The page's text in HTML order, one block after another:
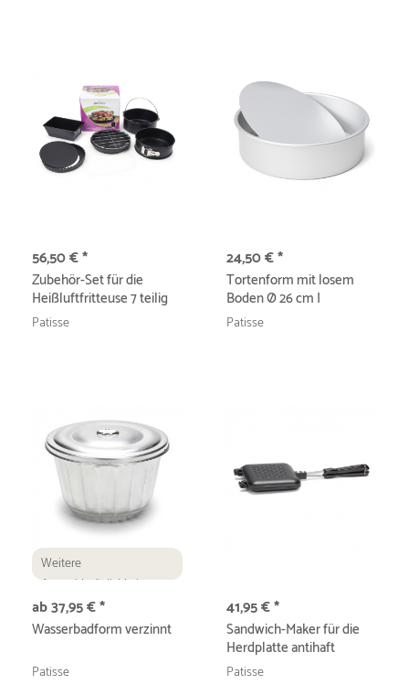
56,50 € *
Zubehör-Set für die
Heißluftfritteuse 7 teilig
Patisse
24,50 € *
Tortenform mit losem
Boden Ø 26 cm I
Professional
Patisse
Weitere
Auswahlmöglichkeiten
ab 37,95 € *
Wasserbadform verzinnt
Patisse
41,95 € *
Sandwich-Maker für die
Herdplatte antihaft
Patisse